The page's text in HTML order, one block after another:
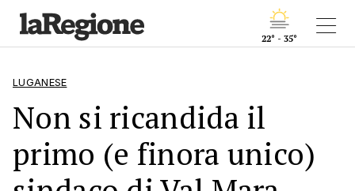
22° - 35°
LUGANESE
Non si ricandida il
primo (e finora unico)